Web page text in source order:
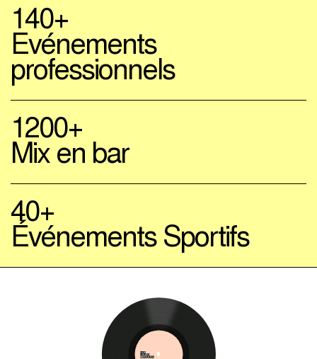
140+
Evénements
professionnels
1200+
Mix en bar
40+
Événements Sportifs